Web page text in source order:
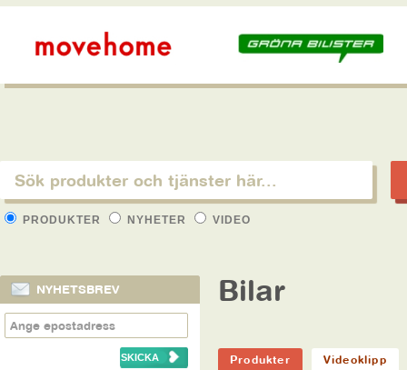
PRODUKTER NYHETER VIDEO
NYHETSBREV Bilar
Produkter Videoklipp